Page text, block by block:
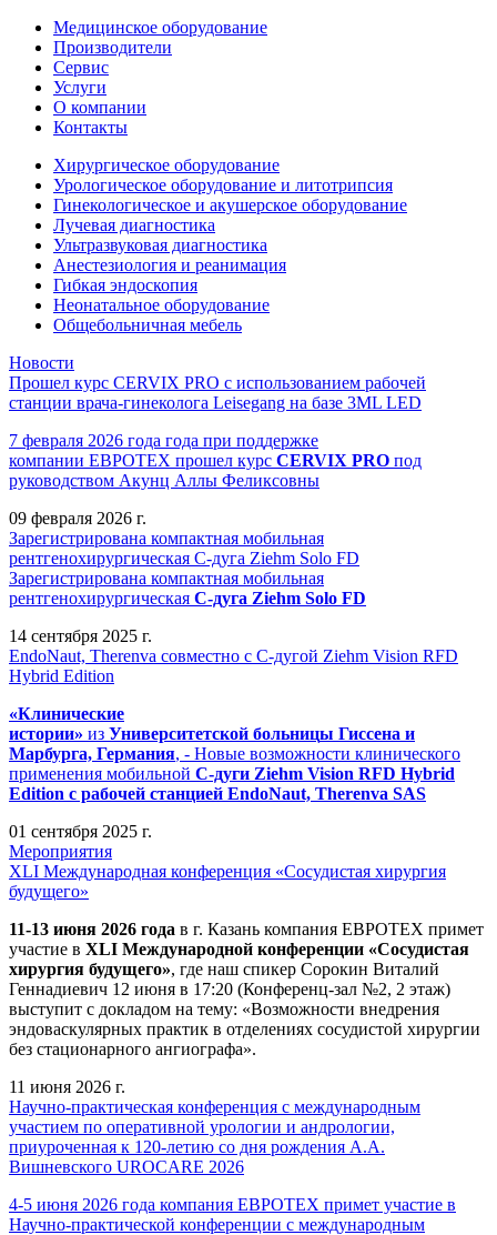
Медицинское оборудование
Производители
Сервис
Услуги
О компании
Контакты
Хирургическое оборудование
Урологическое оборудование и литотрипсия
Гинекологическое и акушерское оборудование
Лучевая диагностика
Ультразвуковая диагностика
Анестезиология и реанимация
Гибкая эндоскопия
Неонатальное оборудование
Общебольничная мебель
Новости
Прошел курс CERVIX PRO с использованием рабочей
станции врача-гинеколога Leisegang на базе 3ML LED
7 февраля 2026 года года при поддержке
компании ЕВРОТЕХ прошел курс CERVIX PRO под
руководством Акунц Аллы Феликсовны
09 февраля 2026 г.
Зарегистрирована компактная мобильная
рентгенохирургическая С-дуга Ziehm Solo FD
Зарегистрирована компактная мобильная
рентгенохирургическая С-дуга Ziehm Solo FD
14 сентября 2025 г.
EndoNaut, Therenva совместно с С-дугой Ziehm Vision RFD
Hybrid Edition
«Клинические
истории» из Университетской больницы Гиссена и
Марбурга, Германия, - Новые возможности клинического
применения мобильной С-дуги Ziehm Vision RFD Hybrid
Edition с рабочей станцией EndoNaut, Therenva SAS
01 сентября 2025 г.
Мероприятия
XLI Международная конференция «Сосудистая хирургия
будущего»
11-13 июня 2026 года в г. Казань компания ЕВРОТЕХ примет
участие в XLI Международной конференции «Сосудистая
хирургия будущего», где наш спикер Сорокин Виталий
Геннадиевич 12 июня в 17:20 (Конференц-зал №2, 2 этаж)
выступит с докладом на тему: «Возможности внедрения
эндоваскулярных практик в отделениях сосудистой хирургии
без стационарного ангиографа».
11 июня 2026 г.
Научно-практическая конференция с международным
участием по оперативной урологии и андрологии,
приуроченная к 120-летию со дня рождения А.А.
Вишневского UROCARE 2026
4-5 июня 2026 года компания ЕВРОТЕХ примет участие в
Научно-практической конференции с международным